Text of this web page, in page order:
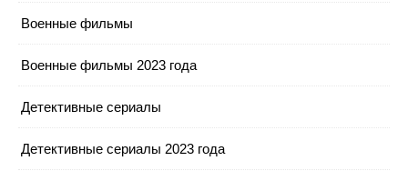
Военные фильмы
Военные фильмы 2023 года
Детективные сериалы
Детективные сериалы 2023 года